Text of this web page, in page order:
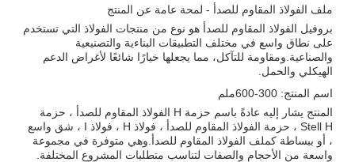
ملف الفولاذ المقاوم للصدأ - لمحة عامة عن المنتج
بروفيل الفولاذ المقاوم للصدأ هو نوع من منتجات الفولاذ التي تستخدم
على نطاق واسع في مختلف التطبيقات البناءية والتصنيعية
والصناعية.ومقاومة للتآكل، مما يجعلها خيارًا شائعًا لأغراض الدعم
الهيكلي والحمل.
اسم المنتج: 300-600ملم
المنتج يشار إليه عادةً باسم حزمة H الفولاذ المقاوم للصدأ ، حزمة
Stell H ، حزمة الفولاذ المقاوم للصدأ ، فولاذ H ، فولاذ I ، شق واسع
، أو ببساطة كملف الفولاذ المقاوم للصدأ.وهي متوفرة في مجموعة
واسعة من الأحجام والصفات لتناسب متطلبات المشروع المختلفة.